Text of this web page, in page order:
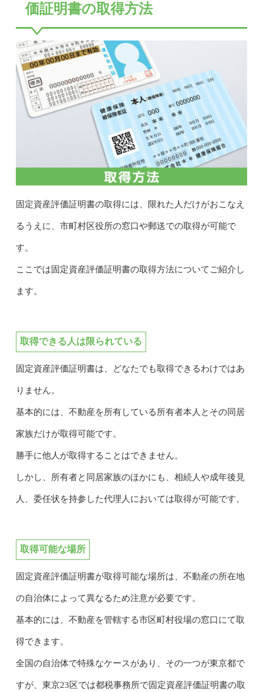
価証明書の取得方法
固定資産評価証明書の取得には、限れた人だけがおこなえ
るうえに、市町村区役所の窓口や郵送での取得が可能で
す。
ここでは固定資産評価証明書の取得方法についてご紹介し
ます。
取得できる人は限られている
固定資産評価証明書は、どなたでも取得できるわけではあ
りません。
基本的には、不動産を所有している所有者本人とその同居
家族だけが取得可能です。
勝手に他人が取得することはできません。
しかし、所有者と同居家族のほかにも、相続人や成年後見
人、委任状を持参した代理人においては取得が可能です。
取得可能な場所
固定資産評価証明書が取得可能な場所は、不動産の所在地
の自治体によって異なるため注意が必要です。
基本的には、不動産を管轄する市区町村役場の窓口にて取
得できます。
全国の自治体で特殊なケースがあり、その一つが東京都で
すが、東京23区では都税事務所で固定資産評価証明書の取